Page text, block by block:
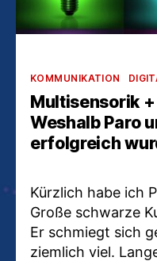
Kategorien
KOMMUNIKATION
Multisensorik
Weshalb Paro
erfolgreich
Kürzlich habe ich
Große schwarze
Er schmiegt sich
ziemlich viel.